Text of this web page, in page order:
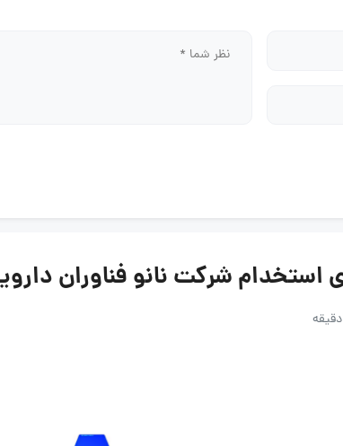
شرکت نانو فناوران دارویی الوند | ۱۳